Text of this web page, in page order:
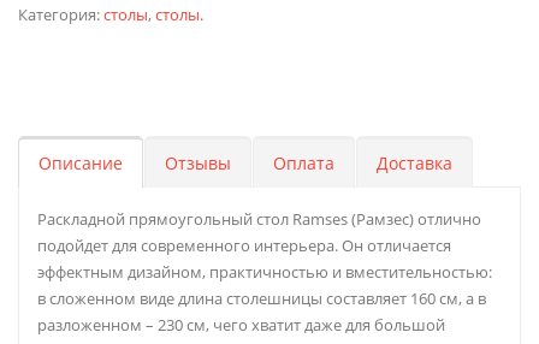
Категория:столы,столы.
Описание Отзывы Оплата Доставка
Раскладной прямоугольный стол Ramses (Рамзес) отлично
подойдет для современного интерьера. Он отличается
эффектным дизайном, практичностью и вместительностью:
в сложенном виде длина столешницы составляет 160 см, а в
разложенном – 230 см, чего хватит даже для большой